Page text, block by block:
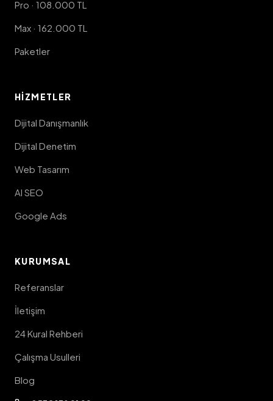
Pro · 108.000 TL
Max · 162.000 TL
Paketler
HIZMETLER
Dijital Danışmanlık
Dijital Denetim
Web Tasarım
AI SEO
Google Ads
KURUMSAL
Referanslar
İletişim
24 Kural Rehberi
Çalışma Usulleri
Blog